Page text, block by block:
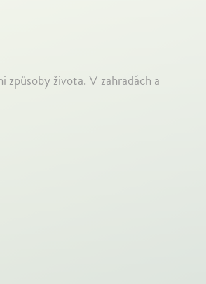
života. V zahradách a